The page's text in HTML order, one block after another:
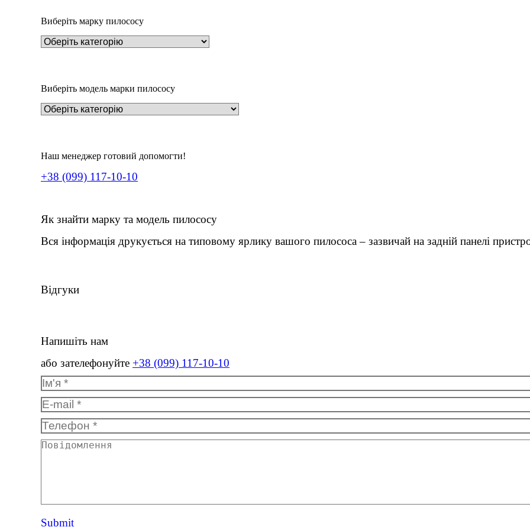
Виберіть марку пилососу
Виберіть модель марки пилососу
Наш менеджер готовий допомогти!
+38 (099) 117-10-10
Як знайти марку та модель пилососу
Вся інформація друкується на типовому ярлику вашого пилососа – зазвичай на задній панелі
Відгуки
Напишіть нам
або зателефонуйте +38 (099) 117-10-10
Ім'я *
E-mail *
Телефон *
Повідомлення
Submit